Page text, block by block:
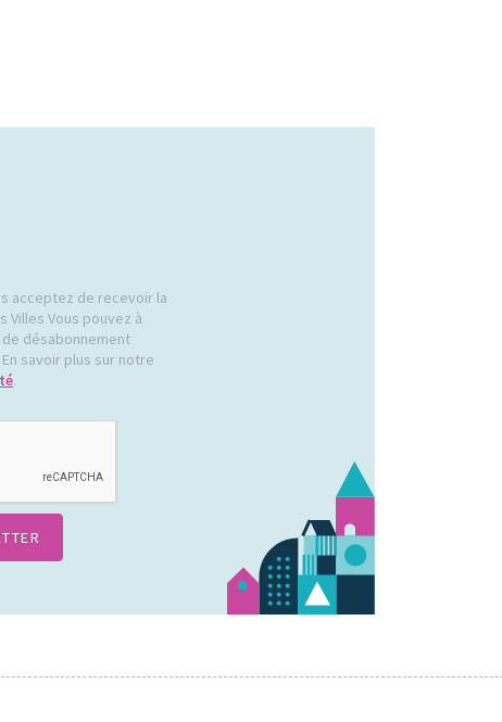
acceptez de recevoir la
Villes Vous pouvez à
désabonnement
savoir plus sur notre
.